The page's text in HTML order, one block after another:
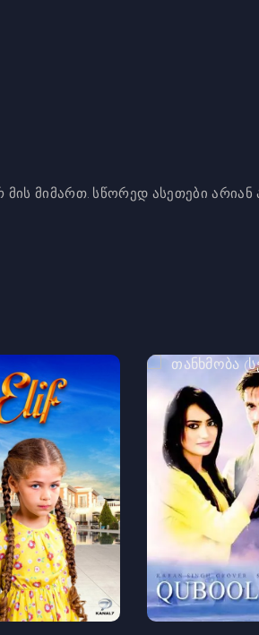
მის მიმართ. სწორედ ასეთები